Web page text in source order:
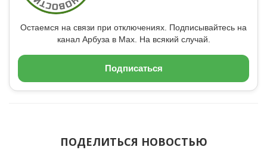
Остаемся на связи при отключениях. Подписывайтесь на
канал Арбуза в Max. На всякий случай.
Подписаться
ПОДЕЛИТЬСЯ НОВОСТЬЮ